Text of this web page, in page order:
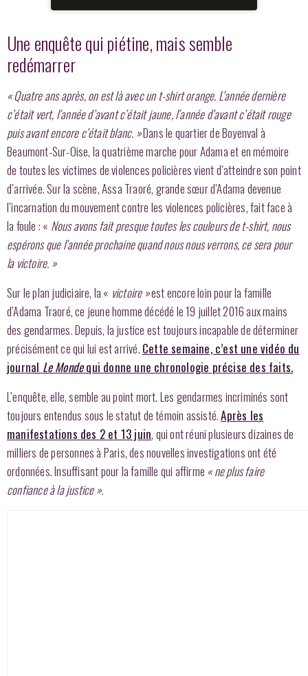
Une enquête qui piétine, mais semble
redémarrer
« Quatre ans après, on est là avec un t-shirt orange. L’année dernière
c’était vert, l’année d’avant c’était jaune, l’année d’avant c’était rouge
puis avant encore c’était blanc. »Dans le quartier de Boyenval à
Beaumont-Sur-Oise, la quatrième marche pour Adama et en mémoire
de toutes les victimes de violences policières vient d’atteindre son point
d’arrivée. Sur la scène, Assa Traoré, grande sœur d’Adama devenue
l’incarnation du mouvement contre les violences policières, fait face à
la foule : « Nous avons fait presque toutes les couleurs de t-shirt, nous
espérons que l’année prochaine quand nous nous verrons, ce sera pour
la victoire. »
Sur le plan judiciaire, la « victoire »est encore loin pour la famille
d’Adama Traoré, ce jeune homme décédé le 19 juillet 2016 aux mains
des gendarmes. Depuis, la justice est toujours incapable de déterminer
précisément ce qui lui est arrivé. Cette semaine, c’est une vidéo du
journal Le Mondequi donne une chronologie précise des faits.
L’enquête, elle, semble au point mort. Les gendarmes incriminés sont
toujours entendus sous le statut de témoin assisté.Après les
manifestations des 2 et 13 juin, qui ont réuni plusieurs dizaines de
milliers de personnes à Paris, des nouvelles investigations ont été
ordonnées. Insuffisant pour la famille qui affirme « ne plus faire
confiance à la justice ».